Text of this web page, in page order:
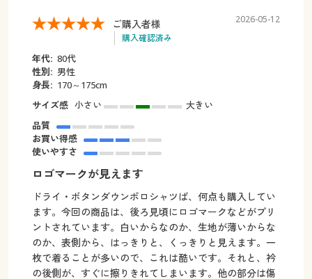
ご購入者様
購入確認済み
2026-05-12
年代: 80代
性別: 男性
身長: 170～175cm
サイズ感 小さい
大きい
品質
お買い得感
使いやすさ
ロゴマークが見えます
ドライ・ボタンダウンポロシャツば、何点も購入してい
ます。今回の商品は、後ろ見頃にロゴマークなどがプリ
ントされています。白いからなのか、生地が薄いからな
のか、表側から、はっきりと、くっきりと見えます。一
枚で着ることが多いので、これは酷いです。それと、衿
の後側が、すぐに擦りきれてしまいます。他の部分は傷